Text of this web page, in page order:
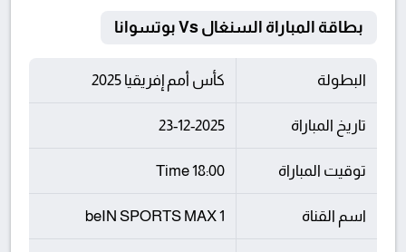
بطاقة المباراة السنغال Vs بوتسوانا
البطولة كأس أمم إفريقيا 2025
تاريخ المباراة 23-12-2025
توقيت المباراة 18:00 Time
اسم القناة beIN SPORTS MAX 1